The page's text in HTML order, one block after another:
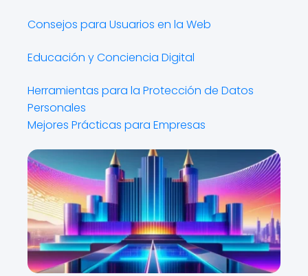
Consejos para Usuarios en la Web
Educación y Conciencia Digital
Herramientas para la Protección de Datos
Personales
Mejores Prácticas para Empresas